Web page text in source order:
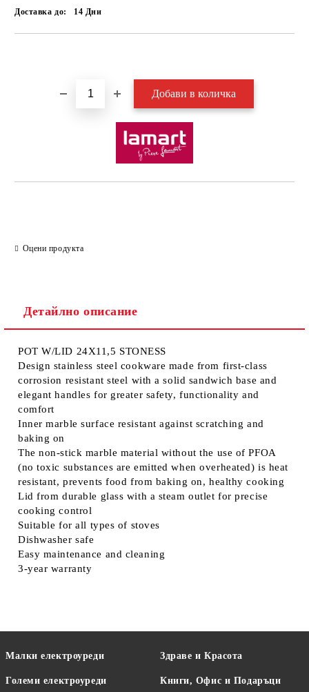
Доставка до: 14 Дни
Оцени продукта
Детайлно описание
POT W/LID 24X11,5 STONESS
Design stainless steel cookware made from first-class
corrosion resistant steel with a solid sandwich base and
elegant handles for greater safety, functionality and
comfort
Inner marble surface resistant against scratching and
baking on
The non-stick marble material without the use of PFOA
(no toxic substances are emitted when overheated) is heat
resistant, prevents food from baking on, healthy cooking
Lid from durable glass with a steam outlet for precise
cooking control
Suitable for all types of stoves
Dishwasher safe
Easy maintenance and cleaning
3-year warranty
Малки електроуреди
Големи електроуреди
Здраве и Красота
Книги, Офис и Подаръци